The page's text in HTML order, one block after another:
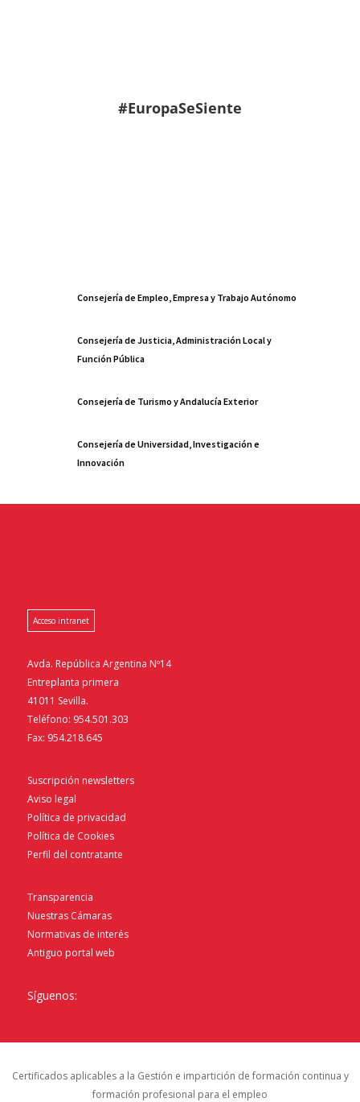
#EuropaSeSiente
Consejería de Empleo, Empresa y Trabajo Autónomo
Consejería de Justicia, Administración Local y
Función Pública
Consejería de Turismo y Andalucía Exterior
Consejería de Universidad, Investigación e
Innovación
Acceso intranet
Avda. República Argentina Nº14
Entreplanta primera
41011 Sevilla.
Teléfono: 954.501.303
Fax: 954.218.645
Suscripción newsletters
Aviso legal
Política de privacidad
Política de Cookies
Perfil del contratante
Transparencia
Nuestras Cámaras
Normativas de interés
Antiguo portal web
Síguenos:
Certificados aplicables a la Gestión e impartición de formación continua y
formación profesional para el empleo